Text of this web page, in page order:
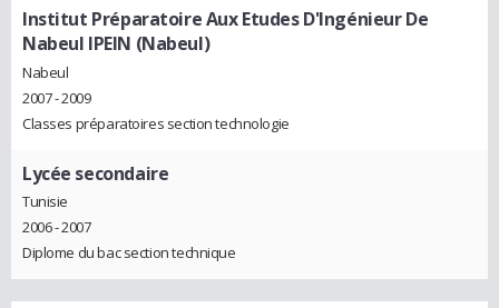
Institut Préparatoire Aux Etudes D'Ingénieur De
Nabeul IPEIN (Nabeul)
Nabeul
2007 - 2009
Classes préparatoires section technologie
Lycée secondaire
Tunisie
2006 - 2007
Diplome du bac section technique